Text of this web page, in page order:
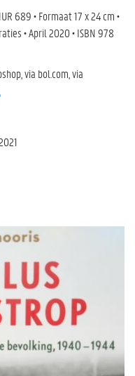
689 • Formaat 17 x 24 cm •
• April 2020 • ISBN 978
via bol.com, via